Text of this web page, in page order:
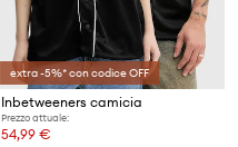
extra -5%* con codice OFF
Inbetweeners camicia
Prezzo attuale:
54,99 €